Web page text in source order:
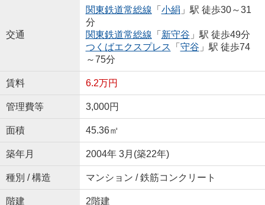
交通
関東鉄道常総線 「 小絹 」駅 徒歩30～31
分
関東鉄道常総線 「 新守谷 」駅 徒歩49分
つくばエクスプレス 「 守谷 」駅 徒歩74
～75分
賃料 6.2万円
管理費等 3,000円
面積 45.36㎡
築年月 2004年 3月(築22年)
種別 / 構造 マンション / 鉄筋コンクリート
階建 2階建